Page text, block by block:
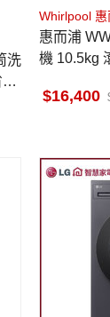
洗
Whirlpool 惠
惠而浦 WWEB10701BW 洗衣
機 10.5kg
16,400